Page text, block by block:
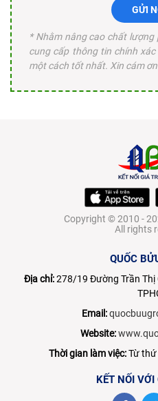
GỬI
* Nhằm nâng cao chất lượng
cung cấp thông tin chính
một cách tốt nhất. Xin cám
Copyright © 2010 -
All rights
QUỐC
Địa chỉ:278/19 Đường Trần Thị
Email:
Website:
Thời gian làm việc:Từ thứ
KẾT NỐI VỚI